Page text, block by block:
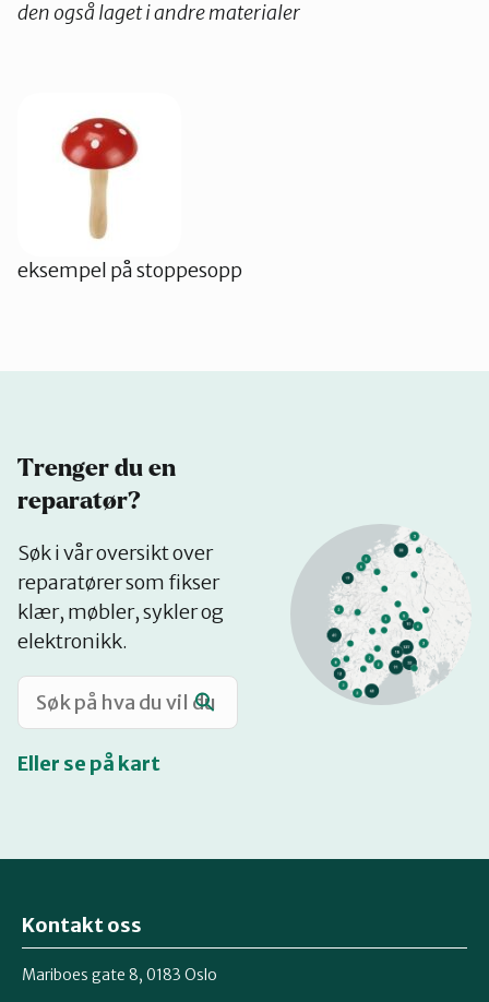
den også laget i andre materialer
eksempel på stoppesopp
Trenger du en
reparatør?
Søk i vår oversikt over
reparatører som fikser
klær, møbler, sykler og
elektronikk.
Eller se på kart
på
kart
Kontakt oss
Mariboes gate 8, 0183 Oslo